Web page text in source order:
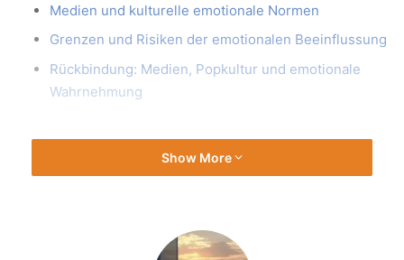
Medien und kulturelle emotionale Normen
Grenzen und Risiken der emotionalen Beeinflussung
Rückbindung: Medien, Popkultur und emotionale
Wahrnehmung
Einleitung: Die Rolle der Medien bei
Medien sind heute aus unserem Alltag nicht mehr
Show More